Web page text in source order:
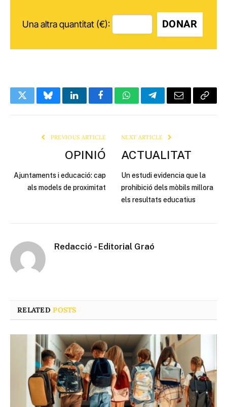
Una altra quantitat (€): DONAR
TwitterBlueskyLinkedInFacebookWhatsAppTelegramEmail Copy
PREVIOUS ARTICLE
OPINIÓ
Ajuntaments i educació: cap
als models de proximitat
NEXT ARTICLE
ACTUALITAT
Un estudi evidencia que la
prohibició dels mòbils millora
els resultats educatius
Redacció - Editorial Graó
RELATEDPOSTS